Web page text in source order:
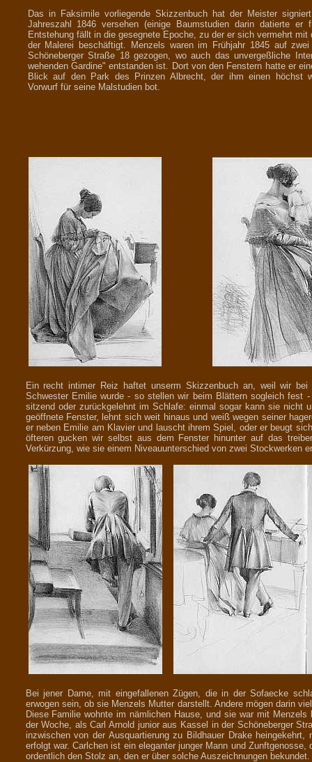
Das in Faksimile vorliegende Skizzenbuch hat der Meister
Jahreszahl 1846 versehen (einige Baumstudien darin datierte er
Entstehung fällt in die gesegnete Epoche, zu der er sich vermehrt mit
der Malerei beschäftigt. Menzels waren im Frühjahr 1845 auf
Schöneberger Straße 18 gezogen, wo auch das unvergeßliche
wehenden Gardine" entstanden ist. Dort von den Fenstern hatte er
Blick auf den Park des Prinzen Albrecht, der ihm einen höchst
Vorwurf für seine Malstudien bot.
Ein recht intimer Reiz haftet unserm Skizzenbuch an, weil wir
Schwester Emilie wurde - so stellen wir beim Blättern sogleich fest
sitzend oder zurückgelehnt im Schlafe: einmal sogar kann sie nicht
geöffnete Fenster, lehnt sich weit hinaus und weiß wegen seiner
er neben Emilie am Klavier und lauscht ihrem Spiel, oder er beugt
öfteren gucken wir selbst aus dem Fenster hinunter auf das
Verkürzung, wie sie einem Niveauunterschied von zwei Stockwerken
Bei jener Dame, mit eingefallenen Zügen, die in der Sofaecke
erwogen sein, ob sie Menzels Mutter darstellt. Andere mögen darin
Diese Familie wohnte im nämlichen Hause, und sie war mit
der Woche, als Carl Arnold junior aus Kassel in der Schöneberger
inzwischen von der Ausquartierung zu Bildhauer Drake
erfolgt war. Carlchen ist ein eleganter junger Mann und
ordentlich den Stolz an, den er über solche Auszeichnungen bekundet.